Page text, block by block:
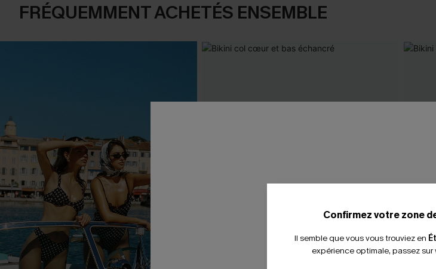
FRÉQUEMMENT ACHETÉS ENSEMBLE
Confirmez votre zone
Il semble que vous vous trouviez en
expérience optimale, passez sur